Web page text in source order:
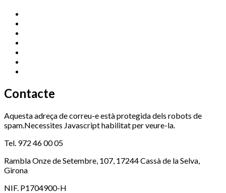
Contacte
Aquesta adreça de correu-e està protegida dels robots de
spam.Necessites Javascript habilitat per veure-la.
Tel. 972 46 00 05
Rambla Onze de Setembre, 107, 17244 Cassà de la Selva,
Girona
NIF. P1704900-H